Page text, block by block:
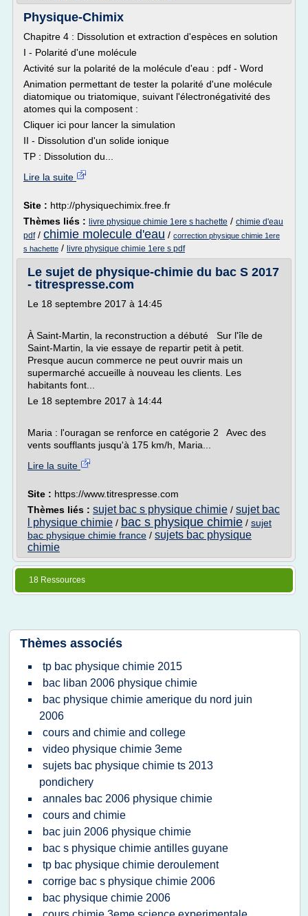
Physique-Chimix
Chapitre 4 : Dissolution et extraction d'espèces en solution
I - Polarité d'une molécule
Activité sur la polarité de la molécule d'eau : pdf - Word
Animation permettant de tester la polarité d'une molécule
diatomique ou triatomique, suivant l'électronégativité des
atomes qui la composent :
Cliquer ici pour lancer la simulation
II - Dissolution d'un solide ionique
TP : Dissolution du...
Lire la suite
Site : http://physiquechimix.free.fr
Thèmes liés : livre physique chimie 1ere s hachette / chimie d'eau
pdf/ chimie molecule d'eau / correction physique chimie 1ere
s hachette / livre physique chimie 1ere s pdf
Le sujet de physique-chimie du bac S 2017
- titrespresse.com
Le 18 septembre 2017 à 14:45
À Saint-Martin, la reconstruction a débuté Sur l'île de
Saint-Martin, la vie essaye de repartir petit à petit.
Presque aucun commerce ne peut ouvrir mais un
supermarché accueille à nouveau les clients. Les
habitants font...
Le 18 septembre 2017 à 14:44
Maria : l'ouragan se renforce en catégorie 2 Avec des
vents soufflants jusqu'à 175 km/h, Maria...
Lire la suite
Site : https://www.titrespresse.com
Thèmes liés : sujet bac s physique chimie / sujet bac
l physique chimie / bac s physique chimie / sujet
bac physique chimie france / sujets bac physique
chimie
18 Ressources
Thèmes associés
tp bac physique chimie 2015
bac liban 2006 physique chimie
bac physique chimie amerique du nord juin
2006
cours and chimie and college
video physique chimie 3eme
sujets bac physique chimie ts 2013
pondichery
annales bac 2006 physique chimie
cours and chimie
bac juin 2006 physique chimie
bac s physique chimie antilles guyane
tp bac physique chimie deroulement
corrige bac s physique chimie 2006
bac physique chimie 2006